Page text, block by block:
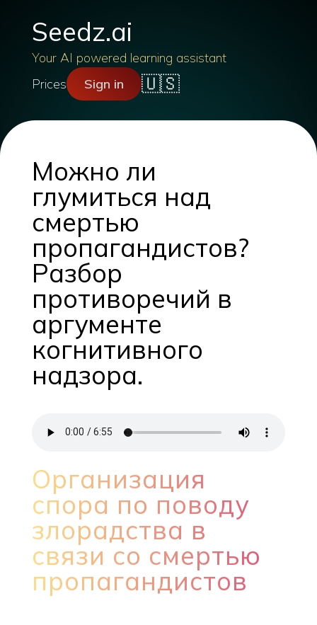
Seedz.ai
Your AI powered learning assistant
Prices
Sign in 🇺🇸
Можно ли
глумиться над
смертью
пропагандистов?
Разбор
противоречий в
аргументе
когнитивного
надзора.
Организация
спора по поводу
злорадства в
связи со смертью
пропагандистов